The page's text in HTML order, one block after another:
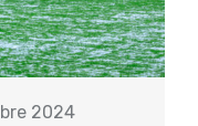
2024